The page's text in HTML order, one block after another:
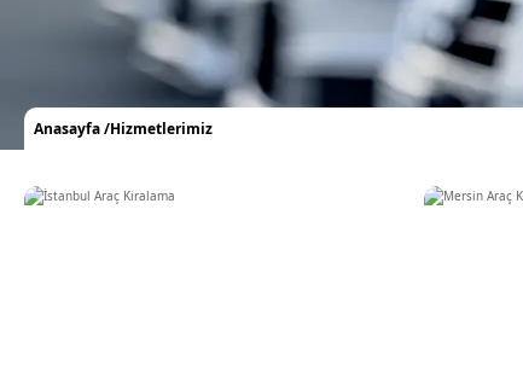
Anasayfa /Hizmetlerimiz